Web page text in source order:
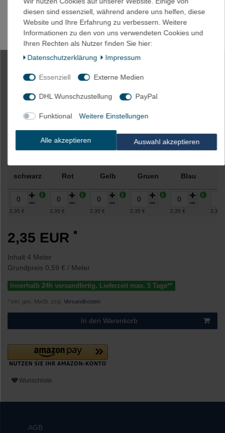
HINWEIS: Es könnte kleine Unterschiede zwischen der
abgebildeten Farbe und der tatsächlichen Farbe geben aufgrund
von Lichteinfall, Helligkeit des Monitors, Kontrasteinstellung etc.
4m Akku Schrumpfschlauch 30mm
Flachmaß = 19mm Ø
schwarz Rot Gelb Gruen Blau
2,35 € 2,35 € 2,35 € 2,35 € 2,35 € 2,35
2,35 EUR *
Inhalt 4 Meter
Grundpreis 0,59 € / Meter
Innerhalb 24h versandfertig. Lieferzeit max. 5 Tage**
* inkl. ges. MwSt. zzgl. Versandkosten
In den Warenkorb
Wunschliste
AGB
diesen sind essenziell, während andere uns helfen, diese
Website und Ihre Erfahrung zu verbessern. Weitere
Informationen zu den von uns verwendeten Cookies und
Ihren Rechten als Nutzer finden Sie hier:
Daten­schutz­erklärung
Impressum
Essenziell Externe Medien
DHL Wunschzustellung PayPal
Funktional Weitere Einstellungen
Alle akzeptieren Auswahl akzeptieren